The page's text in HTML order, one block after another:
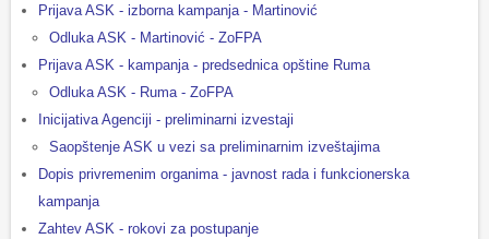
Prijava ASK - izborna kampanja - Martinović
Odluka ASK - Martinović - ZoFPA
Prijava ASK - kampanja - predsednica opštine Ruma
Odluka ASK - Ruma - ZoFPA
Inicijativa Agenciji - preliminarni izvestaji
Saopštenje ASK u vezi sa preliminarnim izveštajima
Dopis privremenim organima - javnost rada i funkcionerska
kampanja
Zahtev ASK - rokovi za postupanje